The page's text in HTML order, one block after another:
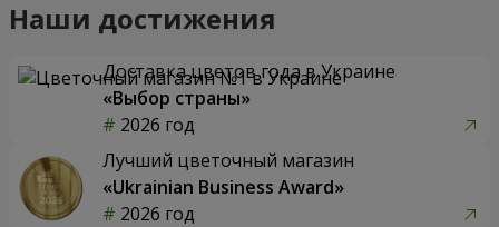
Наши достижения
Доставка цветов года в Украине
«Выбор страны»
2026 год
Лучший цветочный магазин
«Ukrainian Business Award»
2026 год